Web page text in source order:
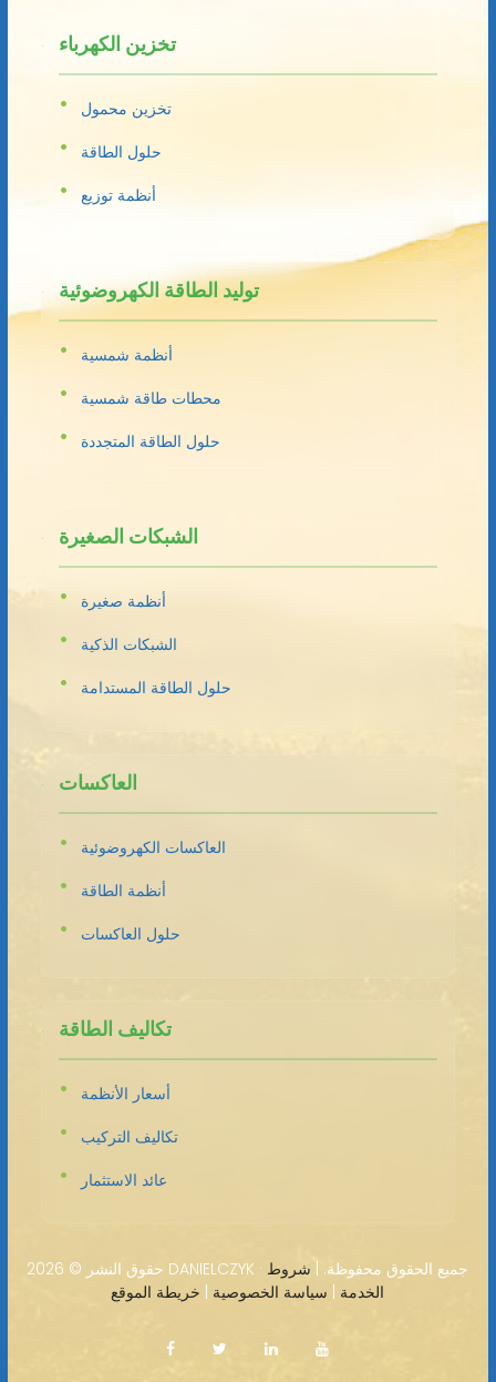
تخزين الكهرباء
تخزين محمول
حلول الطاقة
أنظمة توزيع
توليد الطاقة الكهروضوئية
أنظمة شمسية
محطات طاقة شمسية
حلول الطاقة المتجددة
الشبكات الصغيرة
أنظمة صغيرة
الشبكات الذكية
حلول الطاقة المستدامة
العاكسات
العاكسات الكهروضوئية
أنظمة الطاقة
حلول العاكسات
تكاليف الطاقة
أسعار الأنظمة
تكاليف التركيب
عائد الاستثمار
حقوق النشر © 2026 DANIELCZYK · جميع الحقوق محفوظة. | شروط
الخدمة
سياسة الخصوصية خريطة الموقع